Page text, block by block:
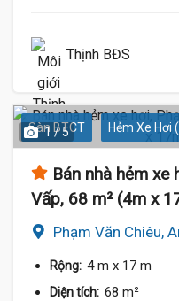
Thịnh BĐS
Sàn BTCT Hẻm Xe Hơi
1 / 5
Bán nhà hẻm xe
Vấp, 68 m² (4m x
Phạm Văn Chiêu,
Rộng: 4 m x 17 m
Diện tích: 68 m²